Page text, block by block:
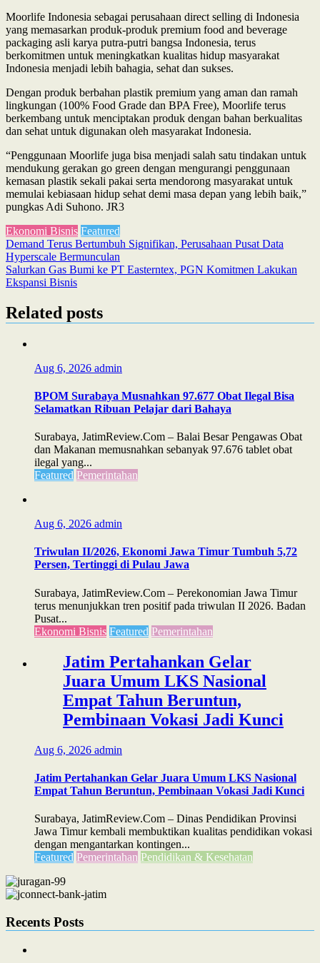
Moorlife Indonesia sebagai perusahaan direct selling di Indonesia
yang memasarkan produk-produk premium food and beverage
packaging asli karya putra-putri bangsa Indonesia, terus
berkomitmen untuk meningkatkan kualitas hidup masyarakat
Indonesia menjadi lebih bahagia, sehat dan sukses.
Dengan produk berbahan plastik premium yang aman dan ramah
lingkungan (100% Food Grade dan BPA Free), Moorlife terus
berkembang untuk menciptakan produk dengan bahan berkualitas
dan sehat untuk digunakan oleh masyarakat Indonesia.
“Penggunaan Moorlife juga bisa menjadi salah satu tindakan untuk
mendukung gerakan go green dengan mengurangi penggunaan
kemasan plastik sekali pakai serta mendorong masyarakat untuk
memulai kebiasaan hidup sehat demi masa depan yang lebih baik,”
pungkas Adi Suhono. JR3
Ekonomi Bisnis Featured
Post
navigation
Demand Terus Bertumbuh Signifikan, Perusahaan Pusat Data
Hyperscale Bermunculan
Salurkan Gas Bumi ke PT Easterntex, PGN Komitmen Lakukan
Ekspansi Bisnis
Related posts
Aug 6, 2026 admin
BPOM Surabaya Musnahkan 97.677 Obat Ilegal Bisa
Selamatkan Ribuan Pelajar dari Bahaya
Surabaya, JatimReview.Com – Balai Besar Pengawas Obat
dan Makanan memusnahkan sebanyak 97.676 tablet obat
ilegal yang...
Featured Pemerintahan
Aug 6, 2026 admin
Triwulan II/2026, Ekonomi Jawa Timur Tumbuh 5,72
Persen, Tertinggi di Pulau Jawa
Surabaya, JatimReview.Com – Perekonomian Jawa Timur
terus menunjukkan tren positif pada triwulan II 2026. Badan
Pusat...
Ekonomi Bisnis Featured Pemerintahan
Jatim Pertahankan Gelar
Juara Umum LKS Nasional
Empat Tahun Beruntun,
Pembinaan Vokasi Jadi Kunci
Aug 6, 2026 admin
Jatim Pertahankan Gelar Juara Umum LKS Nasional
Empat Tahun Beruntun, Pembinaan Vokasi Jadi Kunci
Surabaya, JatimReview.Com – Dinas Pendidikan Provinsi
Jawa Timur kembali membuktikan kualitas pendidikan vokasi
dengan mengantarkan kontingen...
Featured Pemerintahan Pendidikan & Kesehatan
Recents Posts